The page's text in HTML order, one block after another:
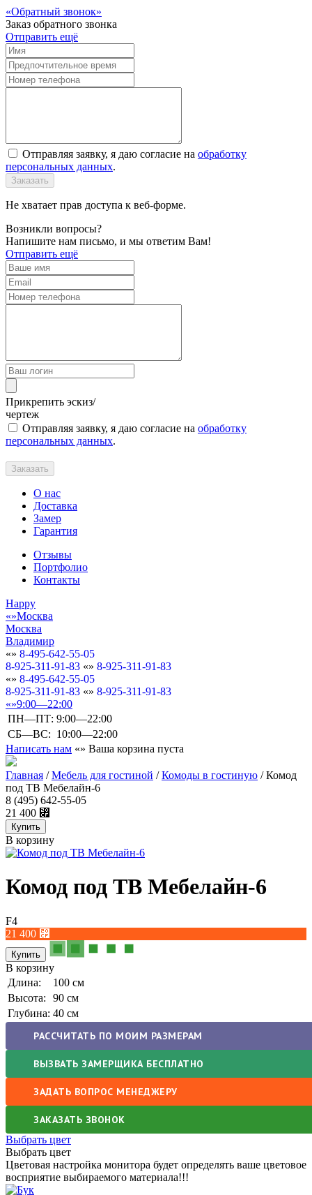
Обратный звонок
Заказ обратного звонка
Отправить ещё
Отправляя заявку, я даю согласие на обработку
персональных данных.
Заказать
Не хватает прав доступа к веб-форме.
Возникли вопросы?
Напишите нам письмо, и мы ответим Вам!
Отправить ещё
Прикрепить эскиз/
чертеж
Отправляя заявку, я даю согласие на обработку
персональных данных.
Заказать
О нас
Доставка
Замер
Гарантия
Отзывы
Портфолио
Контакты
Happy
Москва
Москва
Владимир
8-495-642-55-05
8-925-311-91-83
8-925-311-91-83
8-495-642-55-05
8-925-311-91-83
8-925-311-91-83
9:00—22:00
ПН—ПТ: 9:00—22:00
СБ—ВС: 10:00—22:00
Написать нам
Ваша корзина пуста
Главная /Мебель для гостиной /Комоды в гостиную /Комод
под ТВ Мебелайн-6
8 (495) 642-55-05
21 400 ⃏
В корзину
Комод под ТВ Мебелайн-6
F4
21 400 ⃏
В корзину
Длина:
100 см
Высота:
90 см
Глубина: 40 см
РАССЧИТАТЬ ПО МОИМ РАЗМЕРАМ
ВЫЗВАТЬ ЗАМЕРЩИКА БЕСПЛАТНО
ЗАДАТЬ ВОПРОС МЕНЕДЖЕРУ
ЗАКАЗАТЬ ЗВОНОК
Выбрать цвет
Выбрать цвет
Цветовая настройка монитора будет определять ваше цветовое
восприятие выбираемого материала!!!